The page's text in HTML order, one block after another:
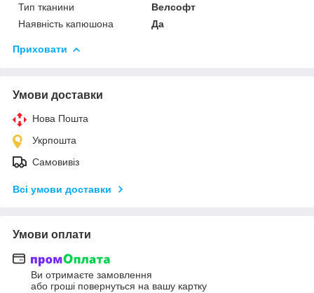
Тип тканини
Велсофт
Наявність капюшона
Да
Приховати
Умови доставки
Нова Пошта
Укрпошта
Самовивіз
Всі умови доставки
Умови оплати
Ви отримаєте замовлення
або гроші повернуться на вашу картку